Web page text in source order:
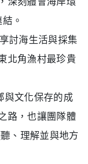
。
討海生活與採集
北角漁村最珍貴
與文化保存的成
路，也讓團隊體
、理解並與地方